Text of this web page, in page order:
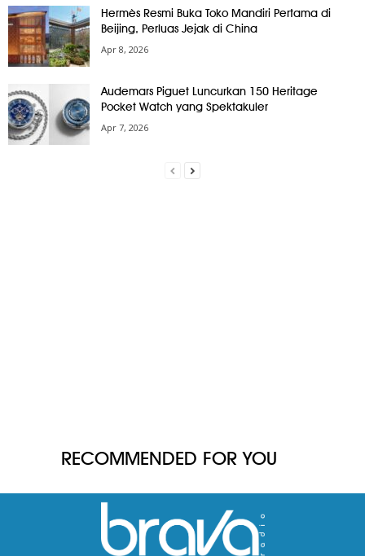
Hermès Resmi Buka Toko Mandiri Pertama di
Beijing, Perluas Jejak di China
Apr 8, 2026
Audemars Piguet Luncurkan 150 Heritage
Pocket Watch yang Spektakuler
Apr 7, 2026
RECOMMENDED FOR YOU